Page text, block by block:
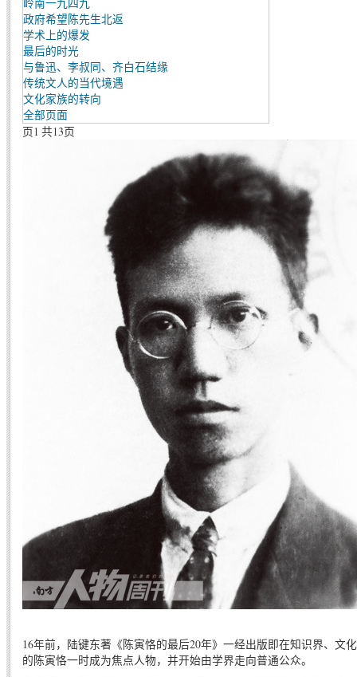
政府希望陈先生北返
学术上的爆发
最后的时光
与鲁迅、李叔同、齐白石结缘
传统文人的当代境遇
文化家族的转向
全部页面
页1 共13页
16年前，陆键东著《陈寅恪的最后20年》一经出版即在知识界、文
的陈寅恪一时成为焦点人物，并开始由学界走向普通公众。